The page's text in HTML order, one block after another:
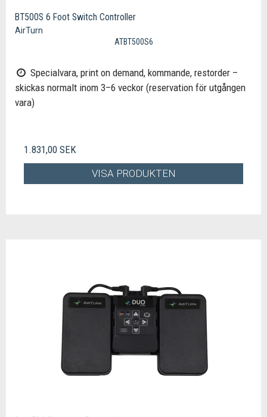
BT500S 6 Foot Switch Controller
AirTurn
ATBT500S6
Specialvara, print on demand, kommande, restorder –
skickas normalt inom 3–6 veckor (reservation för utgången
vara)
1.831,00 SEK
VISA PRODUKTEN